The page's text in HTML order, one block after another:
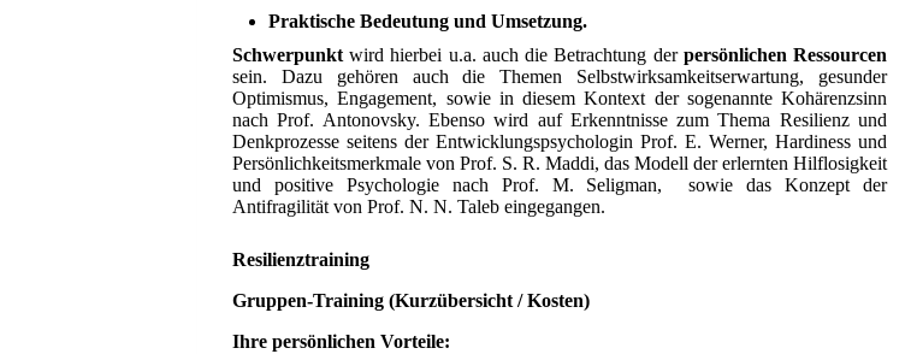
Praktische Bedeutung und Umsetzung.
Schwerpunkt wird hierbei u.a. auch die Betrachtung der persönlichen Ressourcen
sein. Dazu gehören auch die Themen Selbstwirksamkeitserwartung, gesunder
Optimismus, Engagement, sowie in diesem Kontext der sogenannte Kohärenzsinn
nach Prof. Antonovsky. Ebenso wird auf Erkenntnisse zum Thema Resilienz und
Denkprozesse seitens der Entwicklungspsychologin Prof. E. Werner, Hardiness und
Persönlichkeitsmerkmale von Prof. S. R. Maddi, das Modell der erlernten Hilflosigkeit
und positive Psychologie nach Prof. M. Seligman, sowie das Konzept der
Antifragilität von Prof. N. N. Taleb eingegangen.
Resilienztraining
Gruppen-Training (Kurzübersicht / Kosten)
Ihre persönlichen Vorteile: